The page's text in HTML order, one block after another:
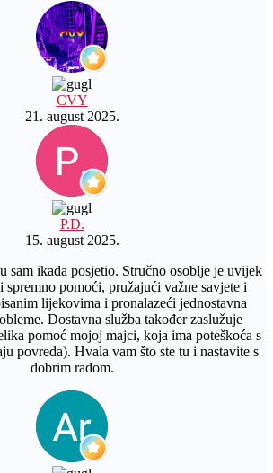
CVY
21. august 2025.
P.D.
15. august 2025.
sam ikada posjetio. Stručno osoblje je uvijek
spremno pomoći, pružajući važne savjete i
lijekovima i pronalazeći jednostavna
Dostavna služba također zaslužuje
pomoć mojoj majci, koja ima poteškoća s
povreda). Hvala vam što ste tu i nastavite s
dobrim radom.